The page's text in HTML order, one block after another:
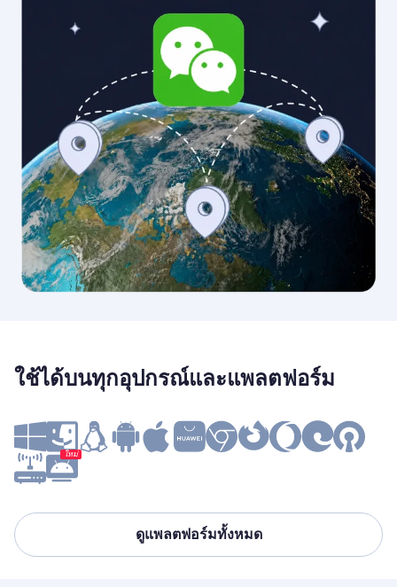
ใช้ได้บนทุกอุปกรณ์และแพลตฟอร์ม
ใหม่
ดูแพลตฟอร์มทั้งหมด